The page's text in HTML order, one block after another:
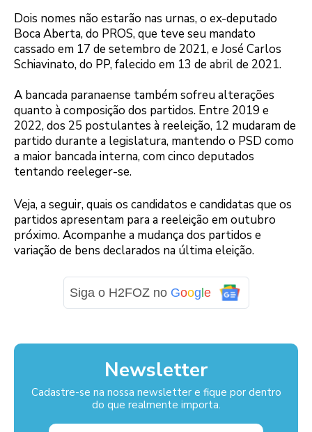
Dois nomes não estarão nas urnas, o ex-deputado
Boca Aberta, do PROS, que teve seu mandato
cassado em 17 de setembro de 2021, e José Carlos
Schiavinato, do PP, falecido em 13 de abril de 2021.
A bancada paranaense também sofreu alterações
quanto à composição dos partidos. Entre 2019 e
2022, dos 25 postulantes à reeleição, 12 mudaram de
partido durante a legislatura, mantendo o PSD como
a maior bancada interna, com cinco deputados
tentando reeleger-se.
Veja, a seguir, quais os candidatos e candidatas que os
partidos apresentam para a reeleição em outubro
próximo. Acompanhe a mudança dos partidos e
variação de bens declarados na última eleição.
Siga o H2FOZ no Google
Newsletter
Cadastre-se na nossa newsletter e fique por dentro
do que realmente importa.